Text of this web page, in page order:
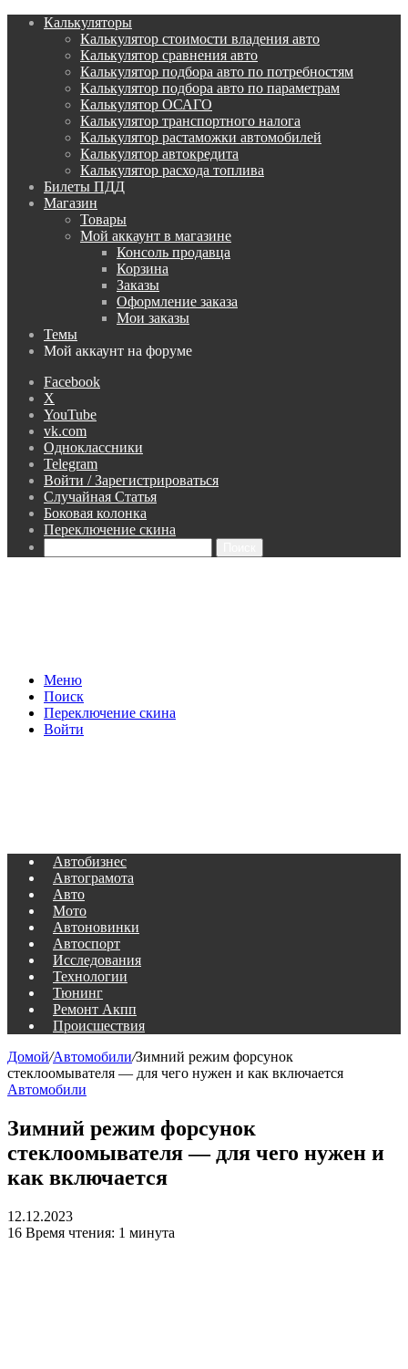
Калькуляторы
Калькулятор стоимости владения авто
Калькулятор сравнения авто
Калькулятор подбора авто по потребностям
Калькулятор подбора авто по параметрам
Калькулятор ОСАГО
Калькулятор транспортного налога
Калькулятор растаможки автомобилей
Калькулятор автокредита
Калькулятор расхода топлива
Билеты ПДД
Магазин
Товары
Мой аккаунт в магазине
Консоль продавца
Корзина
Заказы
Оформление заказа
Мои заказы
Темы
Мой аккаунт на форуме
Facebook
X
YouTube
vk.com
Одноклассники
Telegram
Войти / Зарегистрироваться
Случайная Статья
Боковая колонка
Переключение скина
Меню
Поиск
Переключение скина
Войти
Автобизнес
Автограмота
Авто
Мото
Автоновинки
Автоспорт
Исследования
Технологии
Тюнинг
Ремонт Акпп
Происшествия
Домой/Автомобили/Зимний режим форсунок
стеклоомывателя — для чего нужен и как включается
Автомобили
Зимний режим форсунок
стеклоомывателя — для чего нужен и
как включается
12.12.2023
16 Время чтения: 1 минута